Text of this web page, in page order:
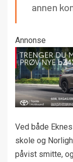
annen
Annonse
Ved både
skole og
påvist smitte,